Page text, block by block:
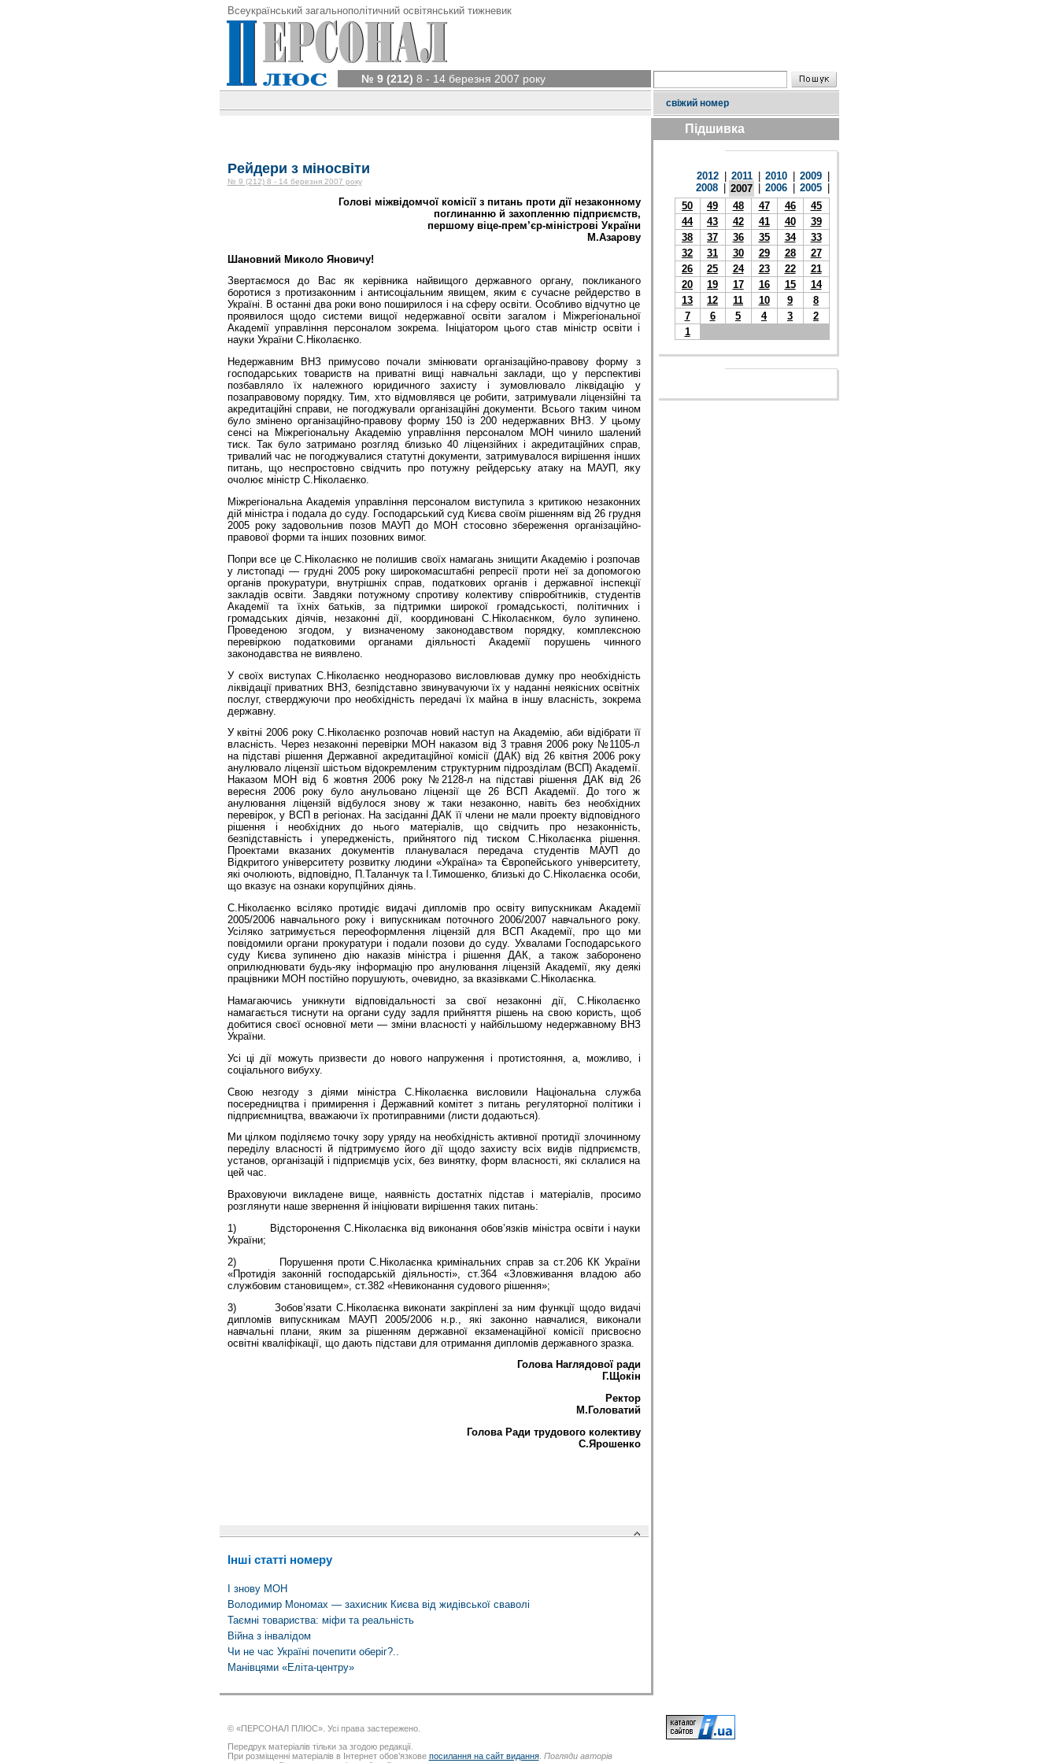
Всеукраїнський загальнополітичний освітянський тижневик
№ 9 (212) 8 - 14 березня 2007 року
свіжий номер
Рейдери з міносвіти
№ 9 (212) 8 - 14 березня 2007 року
Голові міжвідомчої комісії з питань проти дії незаконному
поглинанню й захопленню підприємств,
першому віце-прем’єр-міністрові України
М.Азарову
Шановний Миколо Яновичу!
Звертаємося до Вас як керівника найвищого державного органу, покликаного
боротися з протизаконним і антисоціальним явищем, яким є сучасне рейдерство в
Україні. В останні два роки воно поширилося і на сферу ос­віти. Особливо відчутно це
проявилося щодо системи вищої недержавної освіти загалом і Міжрегіональної
Академії управління персоналом зокрема. Ініціатором цього став міністр освіти і
науки України С.Ніко­лаєнко.
Недержавним ВНЗ примусово почали змінювати організаційно-правову форму з
господарських товариств на приватні вищі навчальні заклади, що у перспективі
позбавляло їх належного юридичного захисту і зумовлювало ліквідацію у
позаправовому порядку. Тим, хто відмовлявся це робити, затримували ліцензійні та
акредитаційні справи, не погоджували організаційні документи. Всього таким чином
було змінено організаційно-правову форму 150 із 200 недержавних ВНЗ. У цьому
сенсі на Міжрегіональну Академію управління персоналом МОН чинило шалений
тиск. Так було затримано розгляд близько 40 ліцензійних і акредитаційних справ,
тривалий час не погоджувалися статутні документи, затримувалося вирішення інших
питань, що неспростовно свідчить про потужну рейдерську атаку на МАУП, яку
очолює міністр С.Нікола­єнко.
Міжрегіональна Академія управління персоналом виступила з критикою незаконних
дій міністра і подала до суду. Господарський суд Києва своїм рішенням від 26 грудня
2005 року задовольнив позов МАУП до МОН стосовно збереження орга­нізаційно-
правової форми та інших позовних вимог.
Попри все це С.Ніколаєнко не полишив своїх намагань знищити Академію і розпочав
у листопаді — грудні 2005 року широкомасштабні репресії проти неї за допомогою
ор­ганів прокуратури, вну­трішніх справ, податкових органів і державної ін­спекції
закладів освіти. Завдяки потужному спротиву колективу співробітників, студентів
Академії та їхніх батьків, за підтримки широкої громадськості, політичних і
громадських діячів, незаконні дії, координовані С.Ніколаєнком, було зупинено.
Проведеною згодом, у визначеному законодавством порядку, комплексною
перевіркою податковими органами діяльності Академії порушень чинного
законодавства не виявлено.
У своїх виступах С.Ні­колаєнко неодноразово висловлював думку про необхідність
ліквідації приватних ВНЗ, безпідставно звинувачуючи їх у наданні неякісних освітніх
послуг, стверджуючи про необ­хідність передачі їх майна в іншу власність, зокрема
державну.
У квітні 2006 року С.Ніколаєнко розпочав новий наступ на Академію, аби відібрати її
власність. Через незаконні перевірки МОН наказом від 3 травня 2006 року №1105-л
на підставі рішення Державної акредитаційної комісії (ДАК) від 26 квітня 2006 року
анулювало ліцензії шістьом відокремленим структурним під­розділам (ВСП) Академії.
Наказом МОН від 6 жовтня 2006 року №2128-л на підставі рішення ДАК від 26
вересня 2006 року було анульовано ліцензії ще 26 ВСП Академії. До того ж
анулювання лі­цензій відбулося знову ж таки незаконно, навіть без необхідних
перевірок, у ВСП в регіонах. На засіданні ДАК її члени не мали проекту відповідного
рішення і необхідних до нього матеріалів, що свідчить про незаконність,
безпідставність і упередженість, прийнятого під тиском С.Ніколаєнка рі­шення.
Проектами вказаних документів планувалася передача студентів МАУП до
Відкритого університету розвитку людини «Україна» та Європейського університету,
які очолюють, відповідно, П.Таланчук та І.Тимошенко, близькі до С.Ніколаєнка особи,
що вказує на ознаки корупційних діянь.
С.Ніколаєнко всіляко протидіє видачі дипломів про освіту випускникам Академії
2005/2006 навчального року і випускникам поточного 2006/2007 навчального року.
Усіляко затримується переоформлення ліцензій для ВСП Академії, про що ми
повідомили органи прокуратури і подали позови до суду. Ухвалами Господарського
суду Києва зупинено дію наказів міністра і рішення ДАК, а також заборонено
оприлюднювати будь-яку ін­формацію про анулювання ліцензій Академії, яку деякі
працівники МОН постійно порушують, очевидно, за вказівками С.Ніколаєнка.
Намагаючись уникнути відповідальності за свої незаконні дії, С.Ніколаєнко
намагається тиснути на органи суду задля прийняття рішень на свою користь, щоб
добитися своєї основної мети — зміни власності у найбільшому недержавному ВНЗ
України.
Усі ці дії можуть призвести до нового напруження і протистояння, а, можливо, і
соціального вибуху.
Свою незгоду з діями міністра С.Ніколаєнка висловили Національна служба
посередництва і примирення і Державний комітет з питань регуляторної політики і
підприємництва, вважаючи їх протиправними (листи додаються).
Ми цілком поділяємо точку зору уряду на необхідність активної протидії злочинному
переділу власності й підтримуємо його дії щодо захисту всіх видів підприємств,
установ, організацій і підприємців усіх, без винятку, форм власності, які склалися на
цей час.
Враховуючи викладене вище, наявність достатніх підстав і матеріалів, просимо
розглянути наше звернення й ініціювати вирішення таких питань:
1)Відсторонення С.Ні­­­­­колаєнка від виконання обов’язків міністра освіти і науки
України;
2)Порушення проти С.Ніколаєнка кримінальних справ за ст.206 КК України
«Протидія законній господарській діяльності», ст.364 «Зловживання владою або
службовим становищем», ст.382 «Невиконання судового рішення»;
3)Зобов’язати С.Ні­колаєнка виконати закріплені за ним функції щодо видачі
дипломів випускникам МАУП 2005/2006 н.р., які законно навчалися, виконали
навчальні плани, яким за рішенням державної екзаменаційної комісії присвоєно
освітні кваліфікації, що дають підстави для отримання дипломів державного зразка.
Голова Наглядової ради
Г.Щокін
Ректор
М.Головатий
Голова Ради трудового колективу
С.Ярошенко
Інші статті номеру
І знову МОН
Володимир Мономах — захисник Києва від жидівської сваволі
Таємні товариства: міфи та реальність
Війна з інвалідом
Чи не час Україні почепити оберіг?..
Манівцями «Еліта-центру»
Підшивка
2012 2011 2010 2009
2008
2007 2006 2005
50
49 48 47 46
45
44
43 42 41 40
39
38
37 36 35 34
33
32
31 30 29 28
27
26
25 24 23 22
21
20
19 17 16 15
14
13
12 11 10 9
8
7
6 5 4 3
2
1
© «ПЕРСОНАЛ ПЛЮС». Усі права застережено.
Передрук матеріалів тільки за згодою редакції.
При розміщенні матеріалів в Інтернет обов’язкове посилання на сайт видання. Погляди авторів